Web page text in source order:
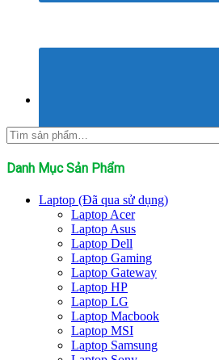
Tìm
kiếm:
Danh Mục Sản Phẩm
Laptop (Đã qua sử dụng)
Laptop Acer
Laptop Asus
Laptop Dell
Laptop Gaming
Laptop Gateway
Laptop HP
Laptop LG
Laptop Macbook
Laptop MSI
Laptop Samsung